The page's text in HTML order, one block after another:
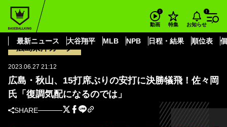
動画 特集 お知らせ
最新ニュース 大谷翔平 MLB NPB 日程・結果 順位表
BASEBALL KING
広島・秋山、15打席ぶりの安打に決勝犠飛！佐々岡氏「復調気配になるので
は」
広島東洋カープ
2023.06.27 21:12
広島・秋山、15打席ぶりの安打に決勝犠飛！佐々岡
氏「復調気配になるのでは」
SHARE